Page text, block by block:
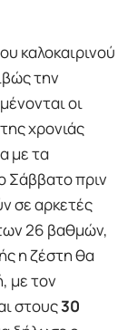
καλοκαιρινού
την
οι
χρονιάς
με τα
Σάββατο πριν
σε αρκετές
26 βαθμών,
η ζέστη θα
με τον
στους30